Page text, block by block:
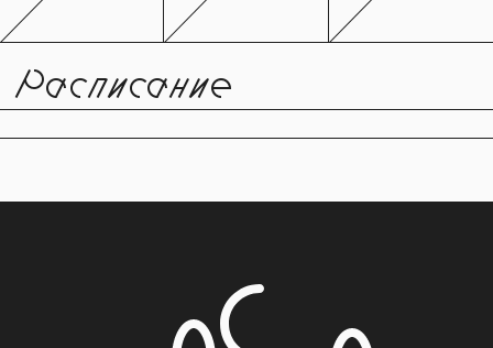
Расписание